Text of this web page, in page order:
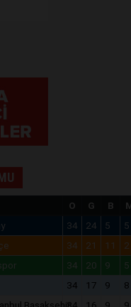
O G B
34 24 5
5
34 21 11
2
34 20 9
5
34 17 9
8